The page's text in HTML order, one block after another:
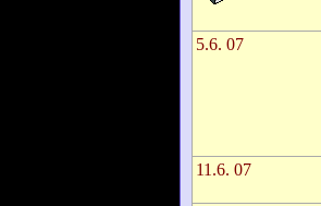
5.6. 07
11.6. 07